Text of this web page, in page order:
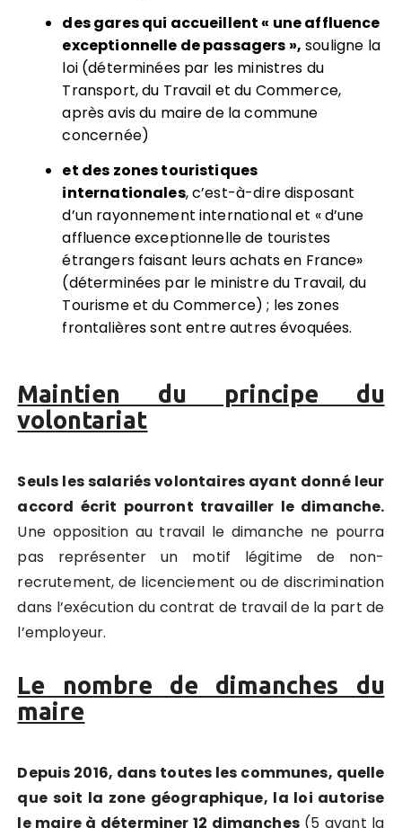
des gares qui accueillent « une affluence
exceptionnelle de passagers », souligne la
loi (déterminées par les ministres du
Transport, du Travail et du Commerce,
après avis du maire de la commune
concernée)
et des zones touristiques
internationales,c’est-à-dire disposant
d’un rayonnement international et « d’une
affluence exceptionnelle de touristes
étrangers faisant leurs achats en France»
(déterminées par le ministre du Travail, du
Tourisme et du Commerce) ; les zones
frontalières sont entre autres évoquées.
Maintien du principe du
volontariat
Seuls les salariés volontaires ayant donné leur
accord écrit pourront travailler le dimanche.
Une opposition au travail le dimanche ne pourra
pas représenter un motif légitime de non-
recrutement, de licenciement ou de discrimination
dans l’exécution du contrat de travail de la part de
l’employeur.
Le nombre de dimanches du
maire
Depuis 2016, dans toutes les communes, quelle
que soit la zone géographique, la loi autorise
le maire à déterminer 12 dimanches(5 avant la